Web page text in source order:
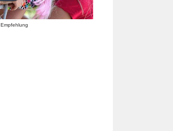
Empfehlung